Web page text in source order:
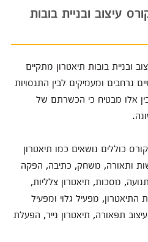
עיצוב ובניית בובות
ובניית בובות תיאטרון מתקיים
נרחבים ומעמיקים לבין התנסויות
אלו מבטיח כי הכשרתם של
כוללים נושאים כמו תיאטרון
ותאורה, משחק, כתיבה, הפקה
מסכות, תיאטרון צלליות,
התיאטרון, מפעיל גלוי ומפעיל
תפאורה, תיאטרון נייר, הפעלת